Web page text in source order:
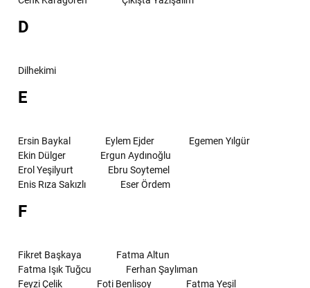
D
Dilhekimi
E
Ersin Baykal Eylem Ejder
Egemen Yılgür
Ekin Dülger
Ergun Aydınoğlu
Erol Yeşilyurt
Ebru Soytemel
Enis Rıza Sakızlı
Eser Ördem
F
Fikret Başkaya
Fatma Altun
Fatma Işık Tuğcu
Ferhan Şaylıman
Feyzi Çelik
Foti Benlisoy Fatma Yeşil